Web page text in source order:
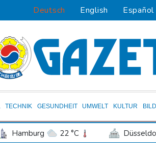
Deutsch English Español
TECHNIK GESUNDHEIT UMWELT KULTUR
Hamburg 22 °C